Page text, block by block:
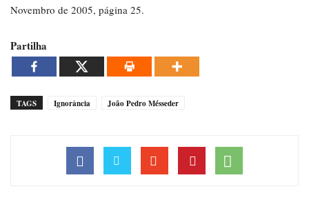
Novembro de 2005, página 25.
Partilha
TAGS Ignorância João Pedro Mésseder